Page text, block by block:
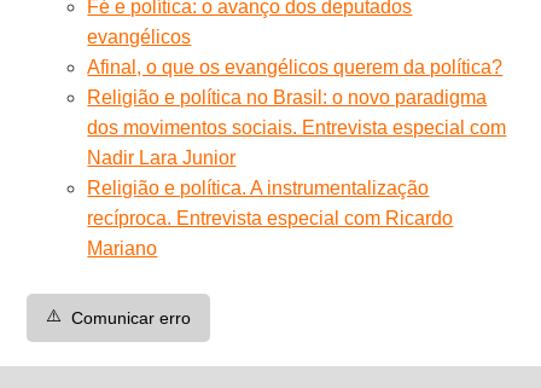
Fé e política: o avanço dos deputados
evangélicos
Afinal, o que os evangélicos querem da política?
Religião e política no Brasil: o novo paradigma
dos movimentos sociais. Entrevista especial com
Nadir Lara Junior
Religião e política. A instrumentalização
recíproca. Entrevista especial com Ricardo
Mariano
⚠️ Comunicar erro